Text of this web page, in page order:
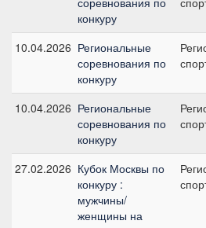
конкуру
10.04.2026 Региональные
соревнования по
конкуру
10.04.2026 Региональные
соревнования по
конкуру
27.02.2026 Кубок Москвы по
конкуру :
мужчины/
женщины на